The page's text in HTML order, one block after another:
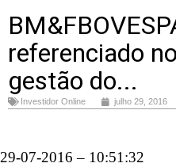
referenciado
gestão do...
Investidor Online julho 29, 2016
29-07-2016 – 10:51:32